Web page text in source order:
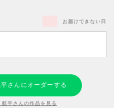
お届けできない日
さんにオーダーする
航平さんの作品を見る